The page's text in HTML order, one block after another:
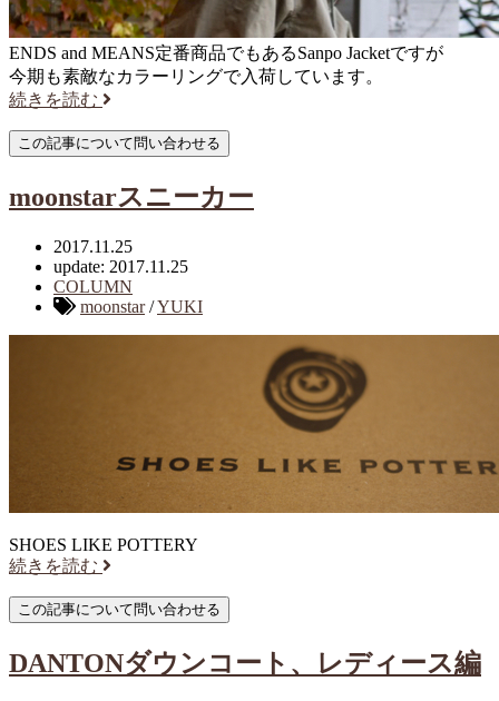
ENDS and MEANS定番商品でもあるSanpo Jacketですが
今期も素敵なカラーリングで入荷しています。
続きを読む
moonstarスニーカー
2017.11.25
update: 2017.11.25
COLUMN
moonstar/YUKI
SHOES LIKE POTTERY
続きを読む
DANTONダウンコート、レディース編